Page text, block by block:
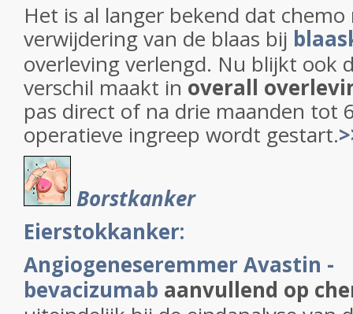
Het is al langer bekend dat chemo
verwijdering van de blaas bij
overleving verlengd. Nu blijkt ook
verschil maakt in overall
pas direct of na drie maanden tot
operatieve ingreep wordt gestart.
Borstkanker
Eierstokkanker:
Angiogeneseremmer Avastin -
bevacizumab aanvullend op